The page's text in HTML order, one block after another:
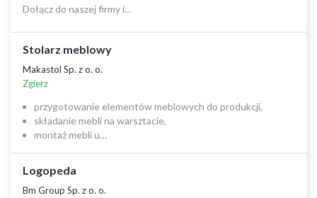
Dołącz do naszej firmy i…
Stolarz meblowy
Makastol Sp. z o. o.
Zgierz
przygotowanie elementów meblowych do produkcji,
składanie mebli na warsztacie,
montaż mebli u…
Logopeda
Bm Group Sp. z o. o.